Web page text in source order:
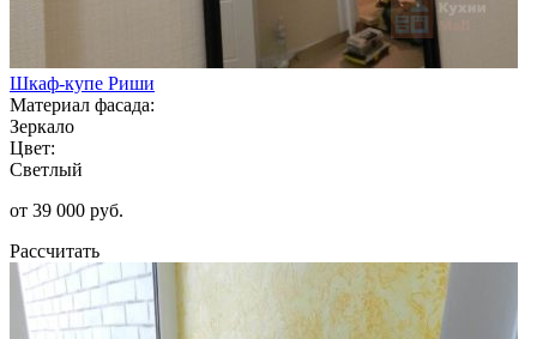
Шкаф-купе Риши
Материал фасада:
Зеркало
Цвет:
Светлый
от 39 000 руб.
Рассчитать